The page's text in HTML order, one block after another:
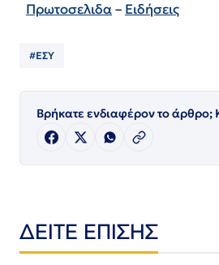
Πρωτοσελιδα– Ειδήσεις
#ΕΣΥ
Βρήκατε ενδιαφέρον το άρθρο;
ΔΕΙΤΕ ΕΠΙΣΗΣ